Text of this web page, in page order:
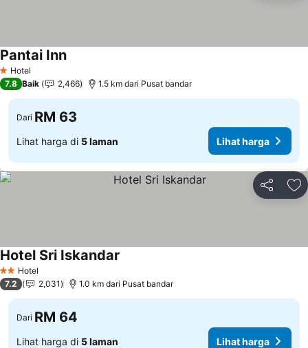
1 Bintang
Hotel
Pantai Inn
7.8 Baik 2,466 1.5 km dari Pusat bandar
Dari RM 63
Lihat harga di 5 laman Lihat harga
Kongsi
2 Bintang
Hotel
Hotel Sri Iskandar
7.2 2,031 1.0 km dari Pusat bandar
Dari RM 64
Lihat harga di 5 laman Lihat harga